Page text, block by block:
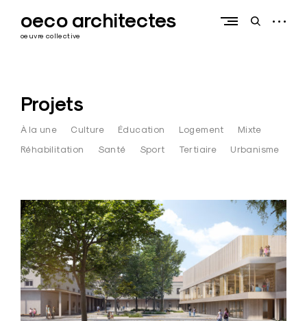
contentoeco architectes
oeuvre collective
openopen
Projets
À la une Culture Éducation Logement
Mixte
Réhabilitation
Santé Sport Tertiaire Urbanisme